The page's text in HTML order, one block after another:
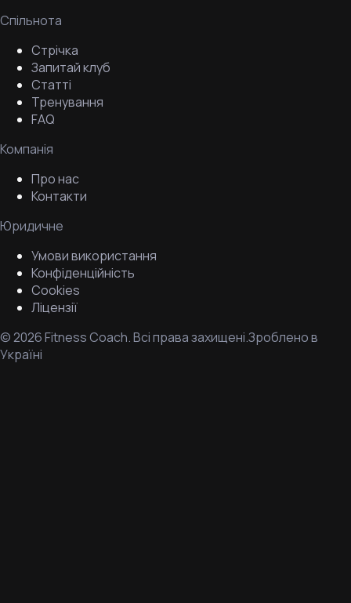
Спільнота
Стрічка
Запитай клуб
Статті
Тренування
FAQ
Компанія
Про нас
Контакти
Юридичне
Умови використання
Конфіденційність
Cookies
Ліцензії
©2026Fitness Coach.Всі права захищені.Зроблено в
Україні